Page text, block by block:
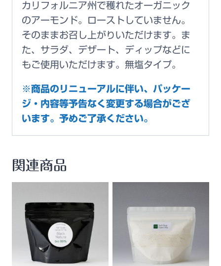
カリフォルニア州で穫れたオーガニック
のアーモンド。ローストしていません。
そのままお召し上がりいただけます。ま
た、サラダ、デザート、ディップなどに
もご使用いただけます。無塩タイプ。
※商品のリニューアルに伴い、パッケー
ジ・内容等予告なく変更する場合がござ
います。予めご了承ください。
関連商品